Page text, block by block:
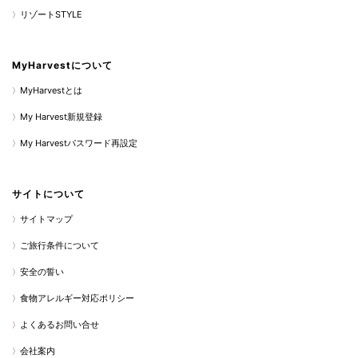
リゾートSTYLE
MyHarvestについて
MyHarvestとは
My Harvest新規登録
My Harvestパスワード再設定
サイトについて
サイトマップ
ご旅行条件について
安全の誓い
食物アレルギー対応ポリシー
よくあるお問い合せ
会社案内